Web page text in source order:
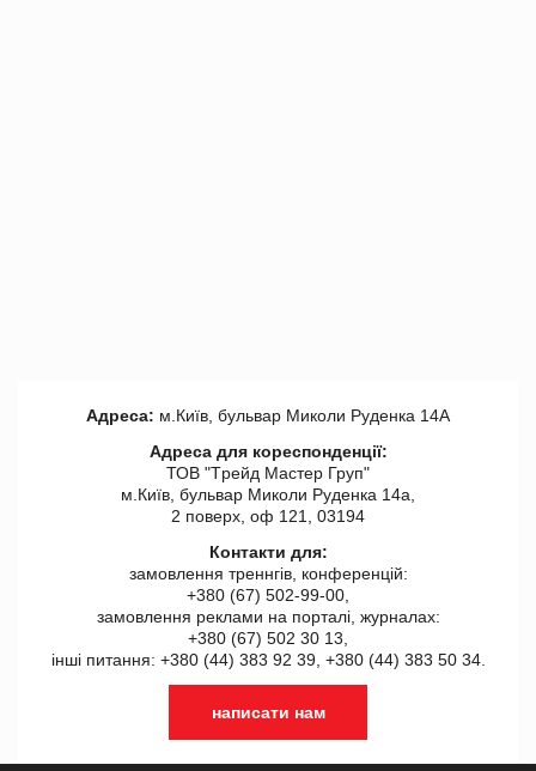
Адреса: м.Київ, бульвар Миколи Руденка 14А
Адреса для кореспонденції:
ТОВ "Tрейд Мастер Груп"
м.Київ, бульвар Миколи Руденка 14а,
2 поверх, оф 121, 03194
Контакти для:
замовлення треннгів, конференцій:
+380 (67) 502-99-00,
замовлення реклами на порталі, журналах:
+380 (67) 502 30 13,
інші питання: +380 (44) 383 92 39, +380 (44) 383 50 34.
написати нам